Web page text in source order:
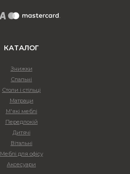
КАТАЛОГ
Знижки
Спальні
Столи і стільці
Матраци
М'які меблі
Передпокій
Дитячі
Вітальні
Меблі для офісу
Аксесуари